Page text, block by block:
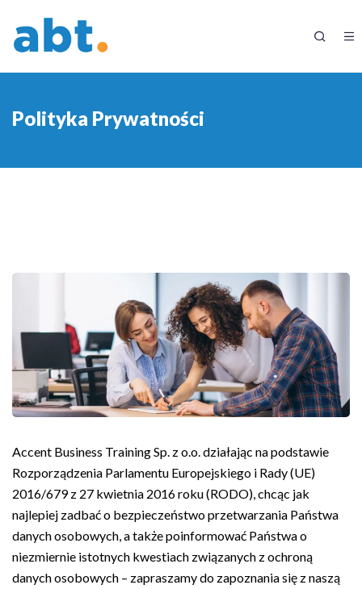
Polityka Prywatności
Accent Business Training Sp. z o.o. działając na podstawie
Rozporządzenia Parlamentu Europejskiego i Rady (UE)
2016/679 z 27 kwietnia 2016 roku (RODO), chcąc jak
najlepiej zadbać o bezpieczeństwo przetwarzania Państwa
danych osobowych, a także poinformować Państwa o
niezmiernie istotnych kwestiach związanych z ochroną
danych osobowych – zapraszamy do zapoznania się z naszą